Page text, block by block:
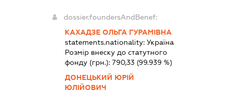
dossier.foundersAndBenef:
КАХАДЗЕ ОЛЬГА ГУРАМІВНА
statements.nationality: Україна
Розмір внеску до статутного
фонду (грн.): 790,33(99.939 %)
ДОНЕЦЬКИЙ ЮРІЙ
ЮЛІЙОВИЧ